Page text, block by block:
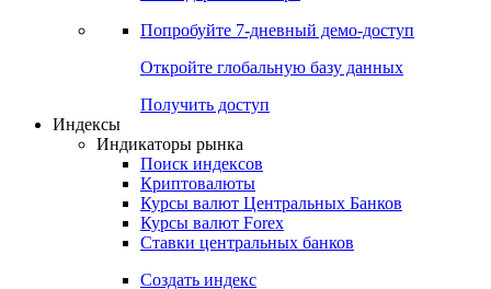
Денежный рынок
Календарь инвестора
Попробуйте7-дневный
Откройте глобальную базу данных
Получить доступ
Индикаторы рынка
Поиск индексов
Курсы валют Центральных Банков